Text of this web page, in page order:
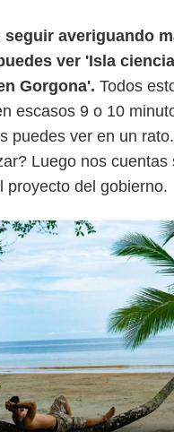
seguir averiguando
ver 'Isla
Gorgona'. Todos
escasos 9 o 10
puedes ver en un
Luego nos cuentas
proyecto del gobierno.